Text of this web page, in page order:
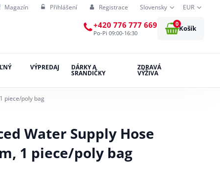
Magazín Přihlášení Registrace Slovensky EUR
+420 776 777 669
Po-Pi 09:00-16:30
0
Košík
VÝPREDAJ DÁRKY A
SRANDIČKY
ZDRAVÁ
VÝŽIVA
piece/poly bag
Water Supply Hose
1 piece/poly bag